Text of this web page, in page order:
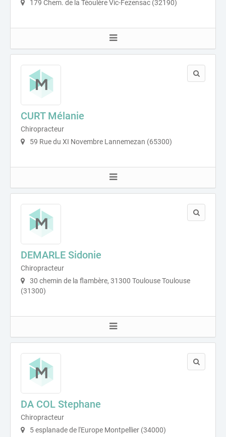
179 Chem. de la Téoulère Vic-Fezensac (32190)
CURT Mélanie
Chiropracteur
59 Rue du XI Novembre Lannemezan (65300)
DEMARLE Sidonie
Chiropracteur
30 chemin de la flambère, 31300 Toulouse Toulouse
(31300)
DA COL Stephane
Chiropracteur
5 esplanade de l'Europe Montpellier (34000)